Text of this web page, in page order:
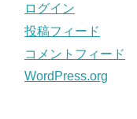
ログイン
投稿フィード
コメントフィード
WordPress.org